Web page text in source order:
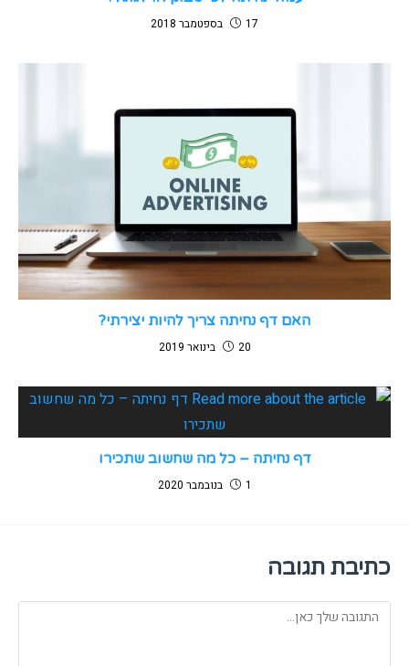
17 בספטמבר 2018
האם דף נחיתה צריך להיות יצירתי?
20 בינואר 2019
דף נחיתה – כל מה שחשוב שתכירו
1 בנובמבר 2020
כתיבת תגובה
להגיב